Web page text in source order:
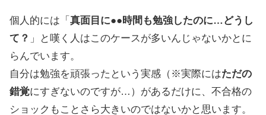
個人的には「 真面目に●●時間も勉強したのに…どうし
て？ 」と嘆く人はこのケースが多いんじゃないかとに
らんでいます。
自分は勉強を頑張ったという実感（※実際にはただの
錯覚にすぎないのですが…）があるだけに、不合格の
ショックもことさら大きいのではないかと思います。